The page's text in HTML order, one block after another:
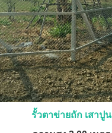
รั้วตาข่ายถัก เสาปูน